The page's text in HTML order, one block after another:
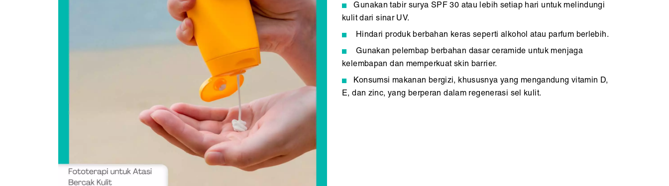
Gunakan tabir surya SPF 30 atau lebih setiap hari untuk melindungi
kulit dari sinar UV.
Hindari produk berbahan keras seperti alkohol atau parfum berlebih.
Gunakan pelembap berbahan dasar ceramide untuk menjaga
kelembapan dan memperkuat skin barrier.
Konsumsi makanan bergizi, khususnya yang mengandung vitamin D,
E, dan zinc, yang berperan dalam regenerasi sel kulit.